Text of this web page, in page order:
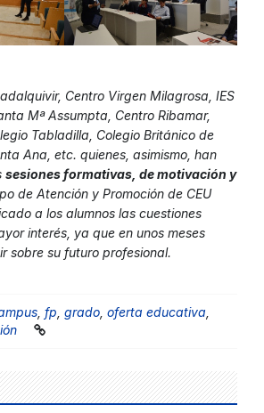
Centro Virgen Milagrosa, IES
Mª Assumpta, Centro Ribamar,
Tabladilla, Colegio Británico de
Ana , etc. quienes, asimismo, han
sesiones formativas, de motivación y
de Atención y Promoción de CEU
a los alumnos las cuestiones
interés, ya que en unos meses
sobre su futuro profesional.
fp grado oferta educativa